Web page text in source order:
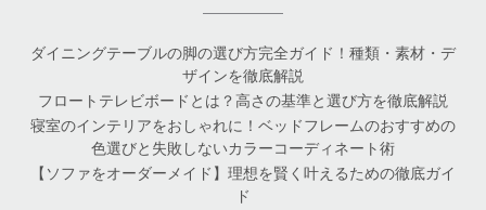
ダイニングテーブルの脚の選び方完全ガイド！種類・素材・デ
ザインを徹底解説
フロートテレビボードとは？高さの基準と選び方を徹底解説
寝室のインテリアをおしゃれに！ベッドフレームのおすすめの
色選びと失敗しないカラーコーディネート術
【ソファをオーダーメイド】理想を賢く叶えるための徹底ガイ
ド